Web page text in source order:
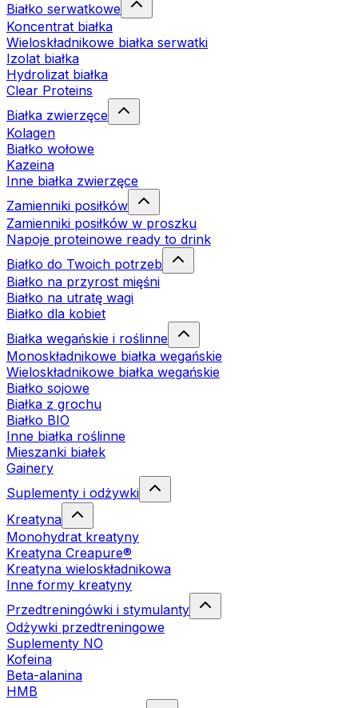
Białko serwatkowe
Koncentrat białka
Wieloskładnikowe białka serwatki
Izolat białka
Hydrolizat białka
Clear Proteins
Białka zwierzęce
Kolagen
Białko wołowe
Kazeina
Inne białka zwierzęce
Zamienniki posiłków
Zamienniki posiłków w proszku
Napoje proteinowe ready to drink
Białko do Twoich potrzeb
Białko na przyrost mięśni
Białko na utratę wagi
Białko dla kobiet
Białka wegańskie i roślinne
Monoskładnikowe białka wegańskie
Wieloskładnikowe białka wegańskie
Białko sojowe
Białka z grochu
Białko BIO
Inne białka roślinne
Mieszanki białek
Gainery
Suplementy i odżywki
Kreatyna
Monohydrat kreatyny
Kreatyna Creapure®
Kreatyna wieloskładnikowa
Inne formy kreatyny
Przedtreningówki i stymulanty
Odżywki przedtreningowe
Suplementy NO
Kofeina
Beta-alanina
HMB